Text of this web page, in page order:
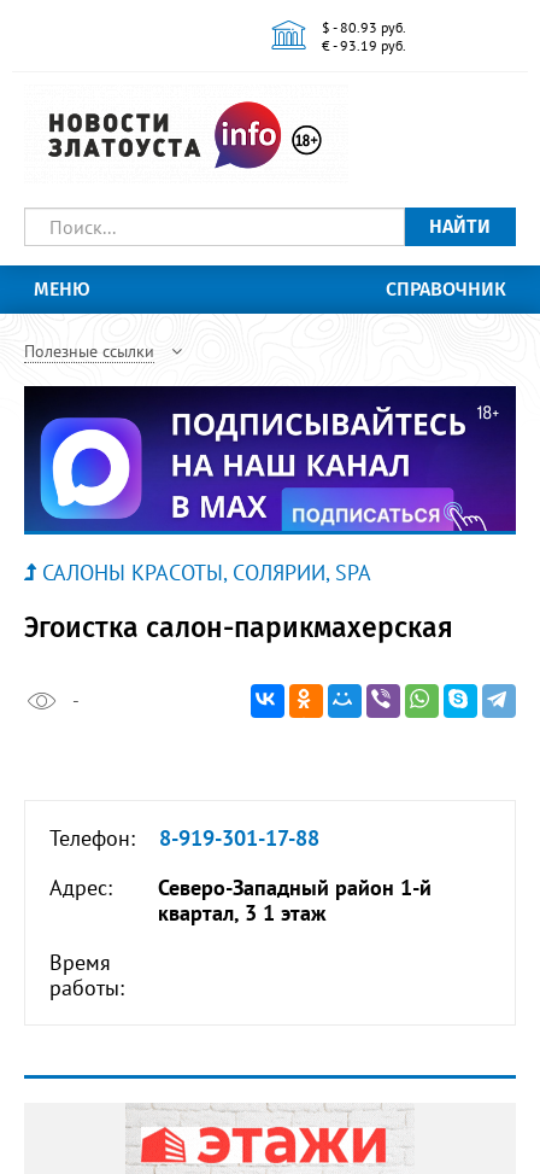
$ - 80.93 руб.
€ - 93.19 руб.
НАЙТИ
МЕНЮ СПРАВОЧНИК
Полезные ссылки
САЛОНЫ КРАСОТЫ, СОЛЯРИИ, SPA
Эгоистка салон-парикмахерская
-
Телефон:
8-919-301-17-88
Адрес:
Северо-Западный район 1-й
квартал, 3 1 этаж
Время
работы: